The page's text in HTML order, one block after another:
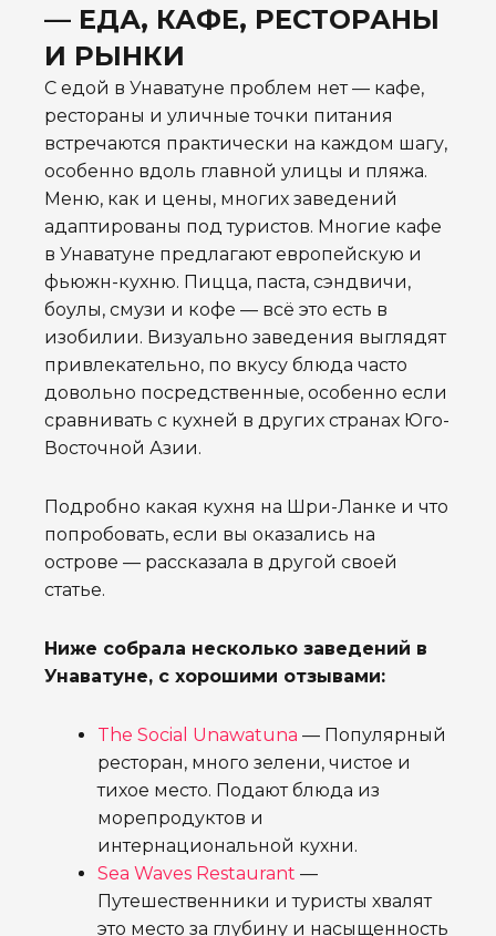
— ЕДА, КАФЕ, РЕСТОРАНЫ
И РЫНКИ
С едой в Унаватуне проблем нет — кафе,
рестораны и уличные точки питания
встречаются практически на каждом шагу,
особенно вдоль главной улицы и пляжа.
Меню, как и цены, многих заведений
адаптированы под туристов. Многие кафе
в Унаватуне предлагают европейскую и
фьюжн-кухню. Пицца, паста, сэндвичи,
боулы, смузи и кофе — всё это есть в
изобилии. Визуально заведения выглядят
привлекательно, по вкусу блюда часто
довольно посредственные, особенно если
сравнивать с кухней в других странах Юго-
Восточной Азии.
Подробно какая кухня на Шри-Ланке и что
попробовать, если вы оказались на
острове — рассказала в другой своей
статье.
Ниже собрала несколько заведений в
Унаватуне, с хорошими отзывами:
The Social Unawatuna — Популярный
ресторан, много зелени, чистое и
тихое место. Подают блюда из
морепродуктов и
интернациональной кухни.
Sea Waves Restaurant —
Путешественники и туристы хвалят
это место за глубину и насыщенность